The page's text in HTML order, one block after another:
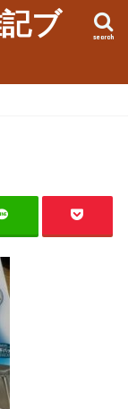
ブ
search